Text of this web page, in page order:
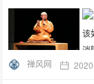
禅风网